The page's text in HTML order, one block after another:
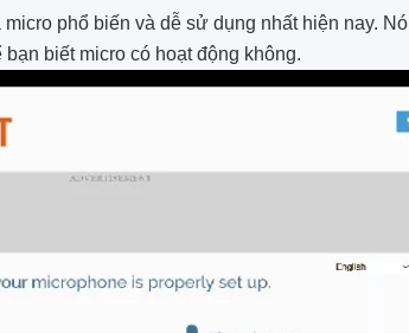
phổ biến và dễ sử dụng nhất hiện nay. Nó
biết micro có hoạt động không.